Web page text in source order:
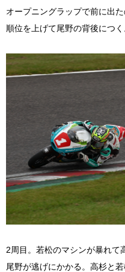
オープニングラップで前に出
順位を上げて尾野の背後につく
2周目。若松のマシンが暴れて
尾野が逃げにかかる。高杉と